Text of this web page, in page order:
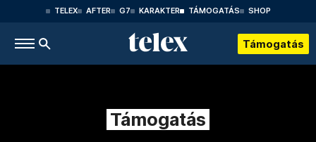
TELEX AFTER G7 KARAKTER TÁMOGATÁS SHOP
Támogatás
Támogatás